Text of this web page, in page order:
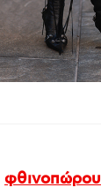
φθινοπώρου